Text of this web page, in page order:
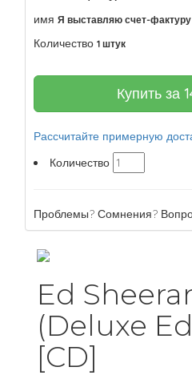
имя Я выставляю счет-
Количество 1 штук
Купить за
Рассчитайте примерную
Количество
Проблемы? Сомнения?
Ed
(Deluxe
[CD]